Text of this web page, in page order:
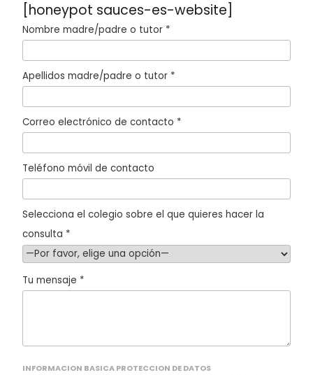
[honeypot sauces-es-website]
Nombre madre/padre o tutor *
Apellidos madre/padre o tutor *
Correo electrónico de contacto *
Teléfono móvil de contacto
Selecciona el colegio sobre el que quieres hacer la
consulta *
Tu mensaje *
INFORMACION BASICA PROTECCION DE DATOS